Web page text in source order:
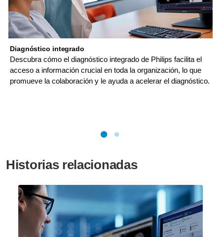
Diagnóstico integrado
Descubra cómo el diagnóstico integrado de Philips facilita el
acceso a información crucial en toda la organización, lo que
promueve la colaboración y le ayuda a acelerar el diagnóstico.
Historias relacionadas